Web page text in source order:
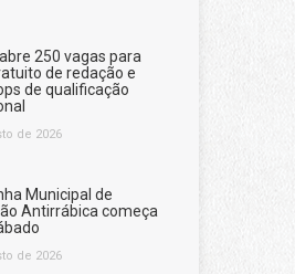
250 vagas para
de redação e
de qualificação
de 2026
Municipal de
Antirrábica começa
de 2026